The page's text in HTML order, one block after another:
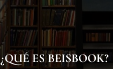
¿QUÉ ES BEISBOOK?